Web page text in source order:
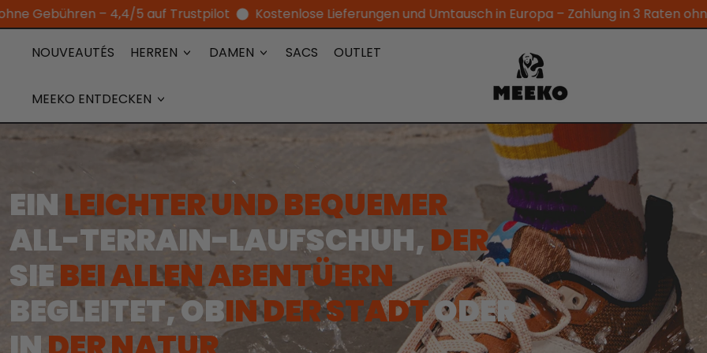
auf Trustpilot Kostenlose Lieferungen und Umtausch in Europa – Zahlung in 3 Raten ohne Gebühren – 4,4/5
NOUVEAUTÉS HERREN DAMEN SACS OUTLET
MEEKO ENTDECKEN
EINLEICHTER UND BEQUEMER
ALL-TERRAIN-LAUFSCHUH,DER
SIEBEIALLEN ABENTÜERN
BEGLEITET, OBIN DER STADTODER